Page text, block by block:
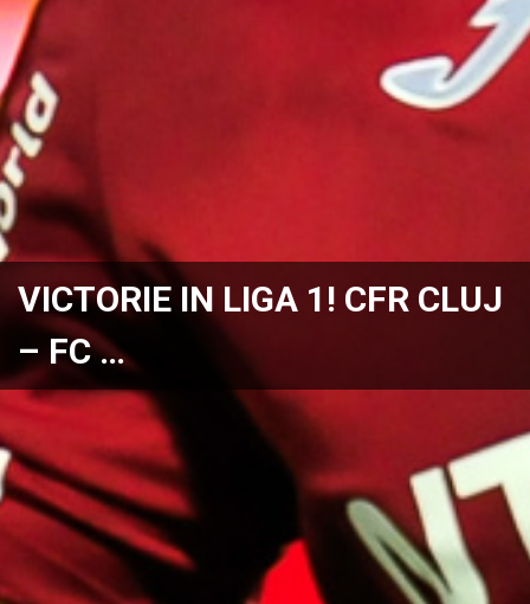
VICTORIE IN LIGA 1! CFR CLUJ
– FC …